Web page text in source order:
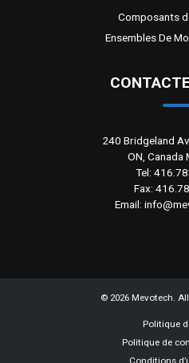
Composants
Ensembles De
240 Bridgeland
ON, Canada
Tel:
Fax:
Email:
© 2026 Mevotech.
Politique
Politique de
Conditions